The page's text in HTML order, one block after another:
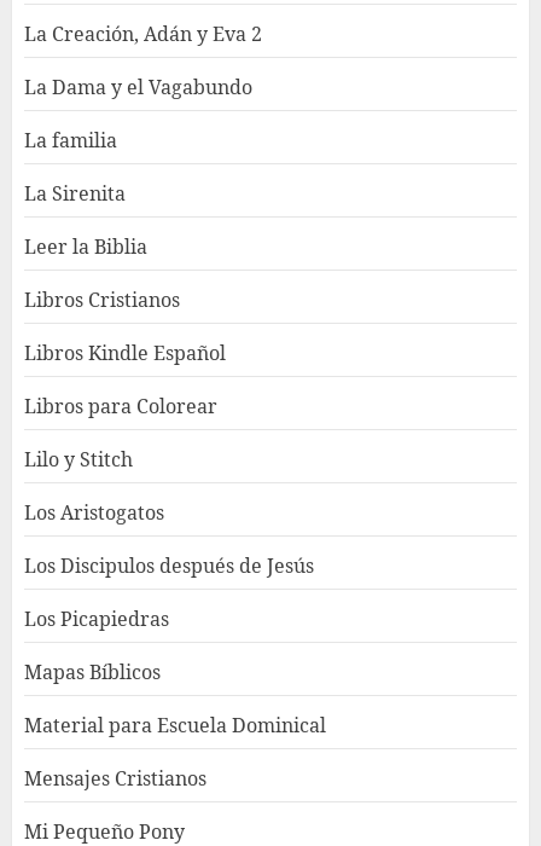
La Creación, Adán y Eva 2
La Dama y el Vagabundo
La familia
La Sirenita
Leer la Biblia
Libros Cristianos
Libros Kindle Español
Libros para Colorear
Lilo y Stitch
Los Aristogatos
Los Discipulos después de Jesús
Los Picapiedras
Mapas Bíblicos
Material para Escuela Dominical
Mensajes Cristianos
Mi Pequeño Pony